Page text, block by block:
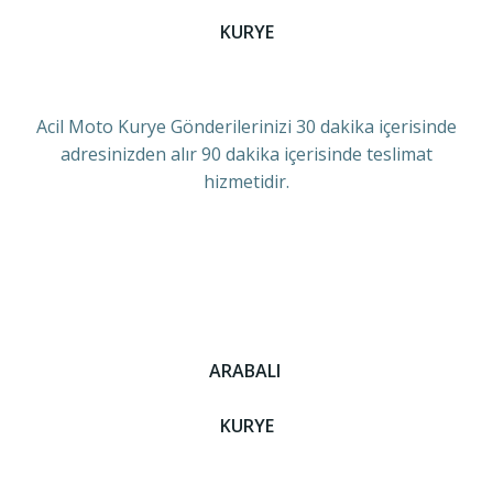
KURYE
Acil Moto Kurye Gönderilerinizi 30 dakika içerisinde
adresinizden alır 90 dakika içerisinde teslimat
hizmetidir.
ARABALI
KURYE